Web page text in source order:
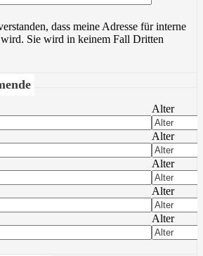
dass meine Adresse für interne
Sie wird in keinem Fall Dritten
Alter
Alter
Alter
Alter
Alter